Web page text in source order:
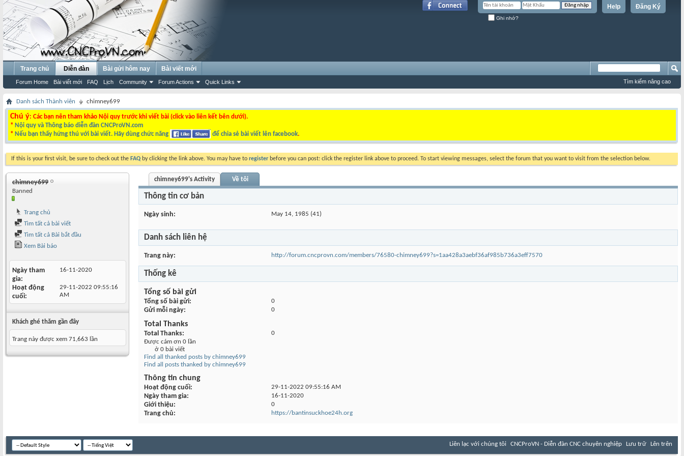
Đăng Ký
Help
Ghi nhớ?
Trang chủ Diễn đàn
Forum Home Bài viết mới FAQ Lịch Community Forum Actions Quick Links
Bài gửi hôm nay Bài viết mới
Tìm kiếm nâng cao
Danh sách Thành viên chimney699
Chú ý: Các bạn nên tham khảo Nội quy trước khi viết bài (click vào liên kết bên dưới).
* Nội quy và Thông báo diễn đàn CNCProVN.com
* Nếu bạn thấy hứng thú với bài viết. Hãy dùng chức năng để chia sẻ bài viết lên facebook.
If this is your first visit, be sure to check out the FAQ by clicking the link above. You may have to register before you can post: click the register link above to proceed. To start viewing messages, select the forum that you want to visit from the selection below.
chimney699
Banned
Trang chủ
Tìm tất cả bài viết
Tìm tất cả Bài bắt đầu
Xem Bài báo
Ngày tham
gia
16-11-2020
Hoạt động
cuối
29-11-2022 09:55:16
AM
Khách ghé thăm gần đây
Trang này được xem 71,663 lần
chimney699's Activity Về tôi
Thông tin cơ bản
Ngày sinh May 14, 1985 (41)
Danh sách liên hệ
Trang này http://forum.cncprovn.com/members/76580-chimney699?s=1aa428a3aebf36af985b736a3eff7570
Thống kê
Tổng số bài gửi
Tổng số bài gửi 0
Gửi mỗi ngày 0
Total Thanks
Total Thanks
0
Được cám ơn 0 lần
ở 0 bài viết
Find all thanked posts by chimney699
Find all posts thanked by chimney699
Thông tin chung
Hoạt động cuối 29-11-2022 09:55:16 AM
Ngày tham gia 16-11-2020
Giới thiệu 0
Trang chủ https://bantinsuckhoe24h.org
Liên lạc với chúng tôi CNCProVN - Diễn đàn CNC chuyên nghiệp Lưu trữ Lên trên